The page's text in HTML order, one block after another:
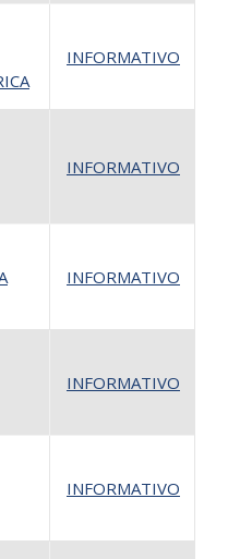
INFORMATIVO
INFORMATIVO
INFORMATIVO
INFORMATIVO
INFORMATIVO